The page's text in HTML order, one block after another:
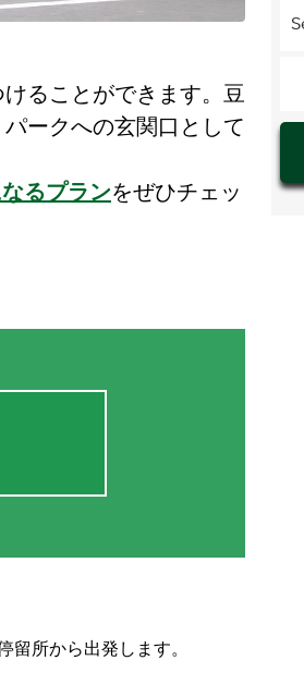
ることができます。豆
ークへの玄関口として
るプランをぜひチェッ
留所から出発します。